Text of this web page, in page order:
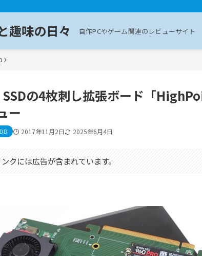
趣味の日々 自作PCやゲーム関連のレビューサイト
の4枚刺し拡張ボード「
ー
2017年11月2日 2025年6月4日
クには広告が含まれています。